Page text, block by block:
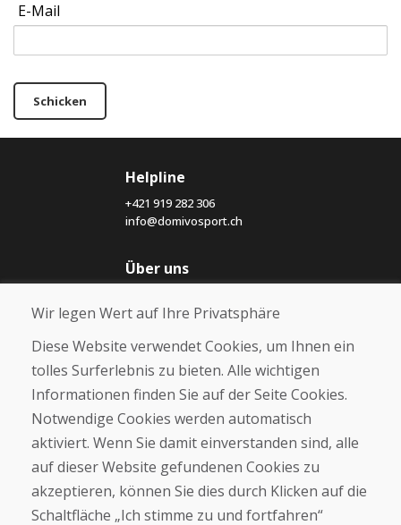
E-Mail
Schicken
Helpline
+421 919 282 306
info@domivosport.ch
Über uns
Über uns
Kontakt
Kaufen
E-Shop
Geschäftsbedingungen
Zahlung
Beschwerde
Rückgabe und Umtausch von Waren
Wir legen Wert auf Ihre Privatsphäre
Diese Website verwendet Cookies, um Ihnen ein
tolles Surferlebnis zu bieten. Alle wichtigen
Informationen finden Sie auf der Seite Cookies.
Notwendige Cookies werden automatisch
aktiviert. Wenn Sie damit einverstanden sind, alle
auf dieser Website gefundenen Cookies zu
akzeptieren, können Sie dies durch Klicken auf die
Schaltfläche „Ich stimme zu und fortfahren“